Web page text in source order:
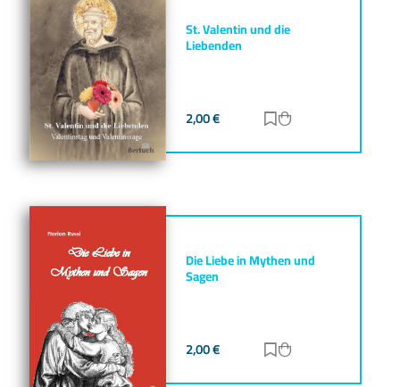
St. Valentin und die
Liebenden
2,00€ Zur Merkliste
Die Liebe in Mythen und
Sagen
2,00€ Zur Merkliste